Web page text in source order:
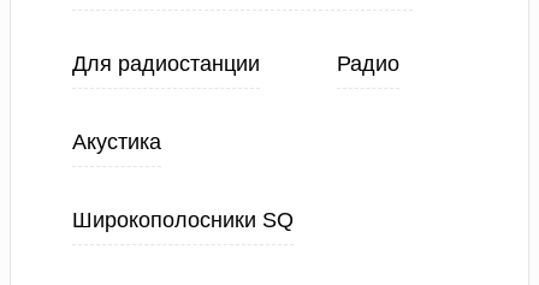
Для радиостанции Радио
Акустика
Широкополосники SQ